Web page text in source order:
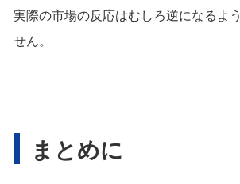
実際の市場の反応はむしろ逆になるよ
せん。
まとめに